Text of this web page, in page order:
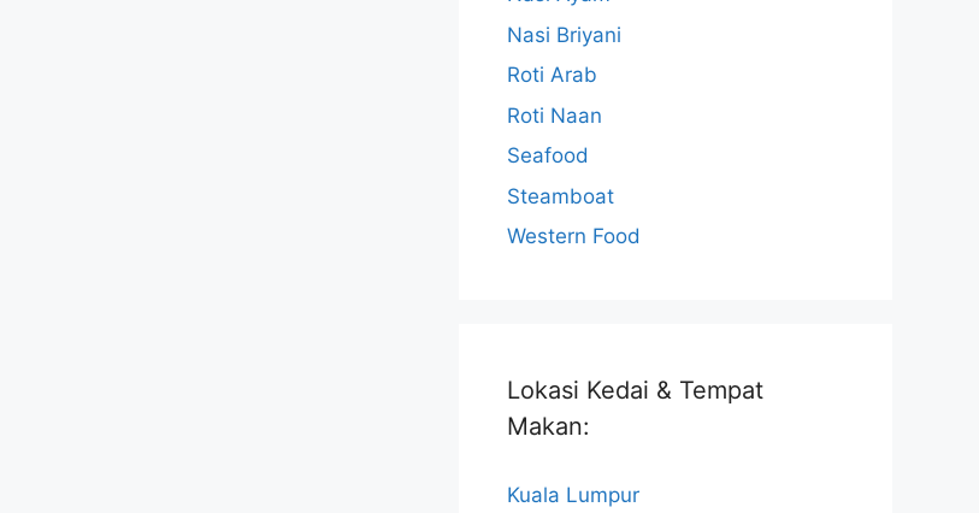
Nasi Briyani
Roti Arab
Roti Naan
Seafood
Steamboat
Western Food
Lokasi Kedai & Tempat
Makan:
Kuala Lumpur